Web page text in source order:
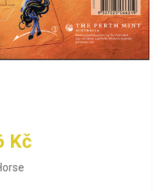
Kč